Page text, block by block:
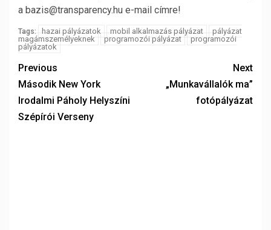
a bazis@transparency.hu e-mail címre!
Tags: hazai pályázatok mobil alkalmazás pályázat
pályázat
magámszemélyeknek
programozói pályázat
programozói
pályázatok
Previous
Második New York
Irodalmi Páholy Helyszíni
Szépírói Verseny
Next
„Munkavállalók ma”
fotópályázat